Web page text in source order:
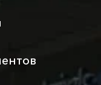
1680 ₽